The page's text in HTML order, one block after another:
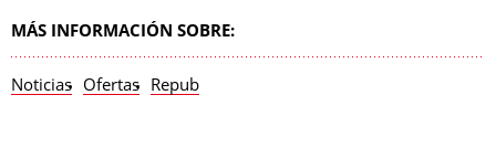
MÁS INFORMACIÓN SOBRE:
Noticias Ofertas Repub